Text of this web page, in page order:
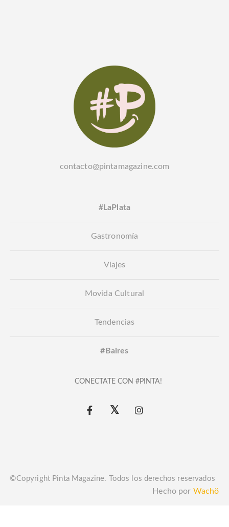
contacto@pintamagazine.com
#LaPlata
Gastronomía
Viajes
Movida Cultural
Tendencias
#Baires
CONECTATE CON #PINTA!
©Copyright Pinta Magazine. Todos los derechos reservados
Hecho por Wachö